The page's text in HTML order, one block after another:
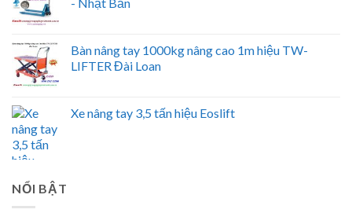
Bàn nâng tay 1000kg nâng cao 1m hiệu TW-
LIFTER Đài Loan
Xe nâng tay 3,5 tấn hiệu Eoslift
NỔI BẬT